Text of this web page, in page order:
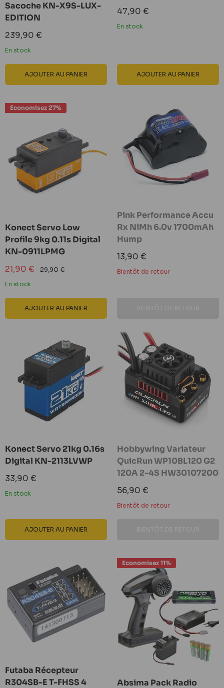
Sacoche KN-X9S-LUX-
EDITION
Prix
réduit
239,90 €
En stock
AJOUTER AU PANIER
Prix
réduit
47,90 €
En stock
AJOUTER AU PANIER
Economisez 27%
Konect Servo Low
Profile 9kg 0.11s Digital
KN-0911LPMG
Prix
réduit
21,90 € Prix
normal
29,90 €
En stock
AJOUTER AU PANIER
Pink Performance Accu
Rx NiMh 6.0v 1700mAh
Hump
Prix
réduit
13,90 €
Bientôt de retour
Konect Servo 21kg 0.16s
Digital KN-2113LVWP
Prix
réduit
33,90 €
En stock
AJOUTER AU PANIER
Hobbywing Variateur
QuicRun WP10BL120 G2
120A 2-4S HW30107200
Prix
réduit
56,90 €
Bientôt de retour
Futaba Récepteur
R304SB-E T-FHSS 4
Economisez 11%
Absima Pack Radio